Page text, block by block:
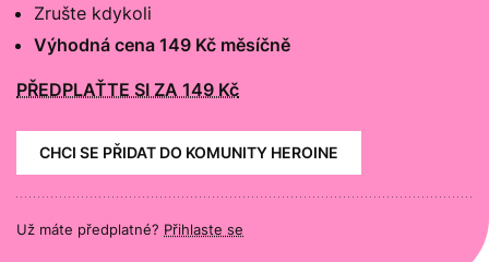
Zrušte kdykoli
Výhodná cena 149 Kč měsíčně
PŘEDPLAŤTE SI ZA 149 Kč
CHCI SE PŘIDAT DO KOMUNITY HEROINE
Už máte předplatné? Přihlaste se